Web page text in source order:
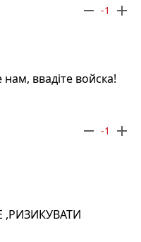
remove -1 add
ввадіте войска!
remove -1 add